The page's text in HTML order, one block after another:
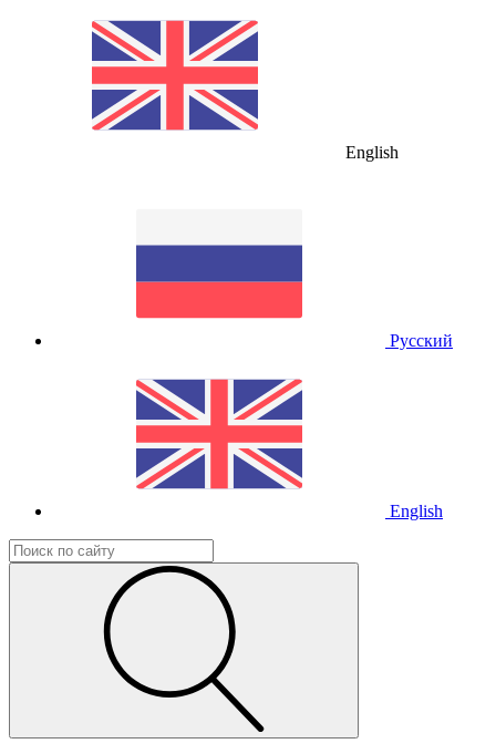
English
Русский
English